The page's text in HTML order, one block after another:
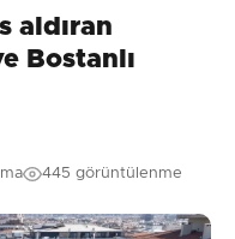
aldıran
Bostanlı
445 görüntülenme